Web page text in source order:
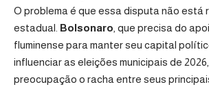
O problema é que essa disputa não está
estadual. Bolsonaro , que precisa do
fluminense para manter seu capital
influenciar as eleições municipais de
preocupação o racha entre seus